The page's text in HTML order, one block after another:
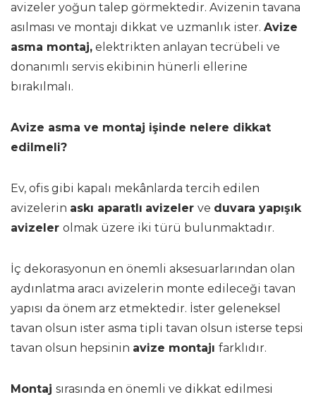
avizeler yoğun talep görmektedir. Avizenin tavana
asılması ve montajı dikkat ve uzmanlık ister. Avize
asma montaj, elektrikten anlayan tecrübeli ve
donanımlı servis ekibinin hünerli ellerine
bırakılmalı.
Avize asma ve montaj işinde nelere dikkat
edilmeli?
Ev, ofis gibi kapalı mekânlarda tercih edilen
avizelerin askı aparatlı avizeler ve duvara yapışık
avizeler olmak üzere iki türü bulunmaktadır.
İç dekorasyonun en önemli aksesuarlarından olan
aydınlatma aracı avizelerin monte edileceği tavan
yapısı da önem arz etmektedir. İster geleneksel
tavan olsun ister asma tipli tavan olsun isterse tepsi
tavan olsun hepsinin avize montajı farklıdır.
Montaj sırasında en önemli ve dikkat edilmesi